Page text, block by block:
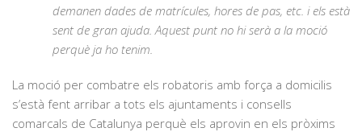
demanen dades de matrícules, hores de pas, etc. i els està
sent de gran ajuda. Aquest punt no hi serà a la moció
perquè ja ho tenim.
La moció per combatre els robatoris amb força a domicilis
s’està fent arribar a tots els ajuntaments i consells
comarcals de Catalunya perquè els aprovin en els pròxims